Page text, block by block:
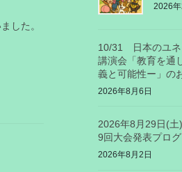
した。
2026
10/31 日本のユネ
講演会「教育を通
義と可能性ー」の
2026年8月6日
2026年8月29日(
9回大会発表プロ
2026年8月2日